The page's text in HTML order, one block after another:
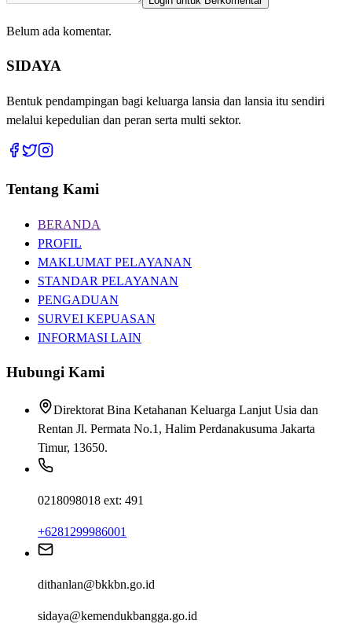
Belum ada komentar.
SIDAYA
Bentuk pendampingan bagi keluarga lansia dan lansia itu sendiri
melalui kepedulian dan peran serta multi sektor.
Tentang Kami
BERANDA
PROFIL
MAKLUMAT PELAYANAN
STANDAR PELAYANAN
PENGADUAN
SURVEI KEPUASAN
INFORMASI LAIN
Hubungi Kami
Direktorat Bina Ketahanan Keluarga Lanjut Usia dan
Rentan Jl. Permata No.1, Halim Perdanakusuma Jakarta
Timur, 13650.
0218098018 ext: 491
+6281299986001
dithanlan@bkkbn.go.id
sidaya@kemendukbangga.go.id